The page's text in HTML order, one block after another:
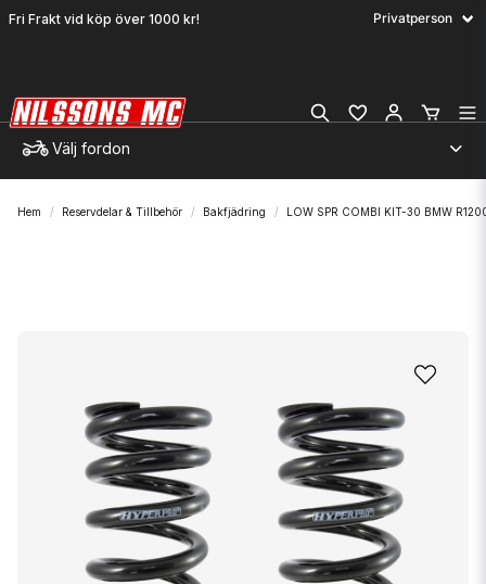
Fri Frakt vid köp över 1000 kr!
Välj fordon
Hem Reservdelar & Tillbehör Bakfjädring LOW SPR COMBI KIT-30 BMW